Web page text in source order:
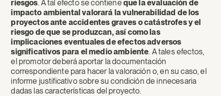
riesgos. A tal efecto se contieneque la evaluación de
impacto ambiental valorará la vulnerabilidad de los
proyectos ante accidentes graves o catástrofes y el
riesgo de que se produzcan, así como las
implicaciones eventuales de efectos adversos
significativos para el medio ambiente. A tales efectos,
el promotor deberá aportar la documentación
correspondiente para hacer la valoración o, en su caso, el
informe justificativo sobre su condición de innecesaria
dadas las características del proyecto.